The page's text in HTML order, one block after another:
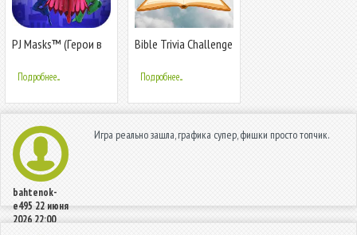
PJ Masks™ (Герои в
герои
Подробнее...
Bible Trivia Challenge
Подробнее...
bahtenok-
e495 22 июня
2026 22:00
Игра реально зашла, графика супер, фишки просто топчик.